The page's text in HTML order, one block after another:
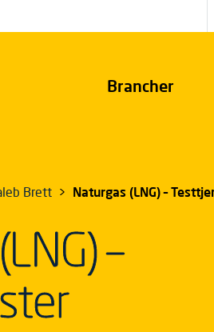
Brancher
Brett Naturgas (LNG) –
–